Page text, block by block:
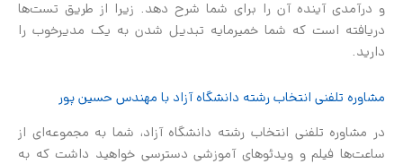
و درآمدی آینده آن را برای شما شرح دهد. زیرا از طریق تست‌ها
دریافته است که شما خمیرمایه تبدیل شدن به یک مدیرخوب را
دارید.
مشاوره تلفنی انتخاب رشته دانشگاه آزاد با مهندس حسین پور
در مشاوره تلفنی انتخاب رشته دانشگاه آزاد، شما به مجموعه‌ای از
ساعت‌ها فیلم و ویدئوهای آموزشی دسترسی خواهید داشت که به